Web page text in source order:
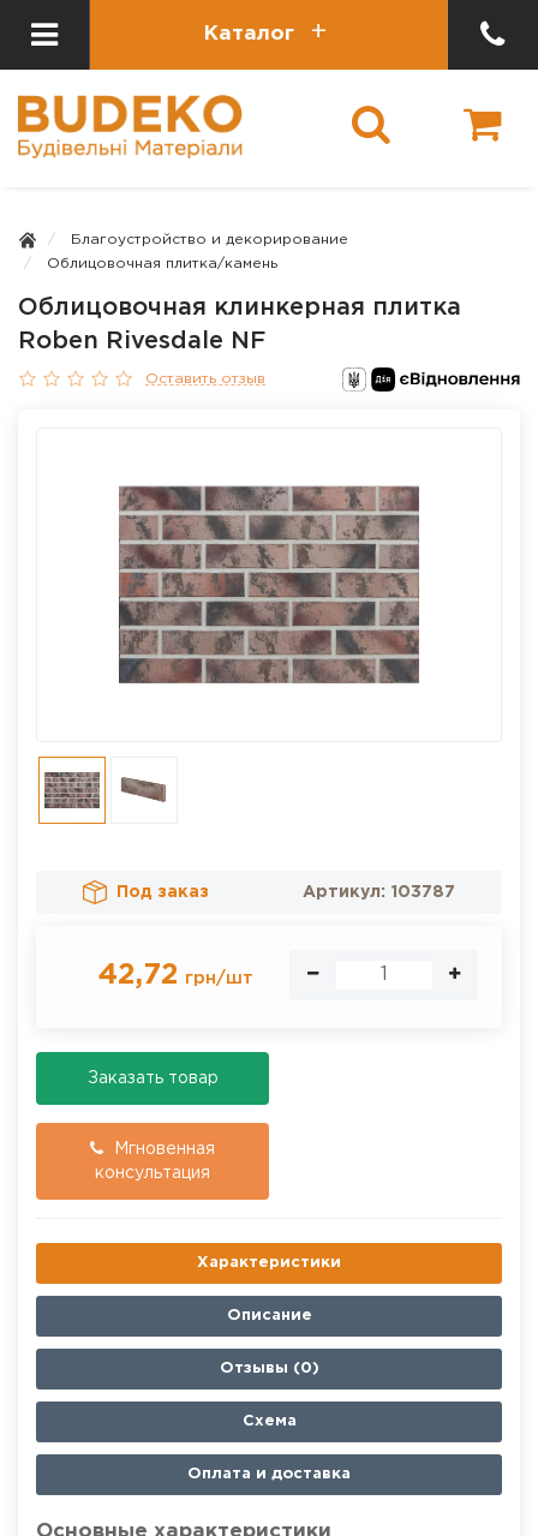
Каталог
Благоустройство и декорирование
Облицовочная плитка/камень
Облицовочная клинкерная плитка
Roben Rivesdale NF
Оставить отзыв
Под заказ Артикул: 103787
42,72 грн/шт
Заказать товар
Мгновенная
консультация
Характеристики
Описание
Отзывы (0)
Схема
Оплата и доставка
Основные характеристики